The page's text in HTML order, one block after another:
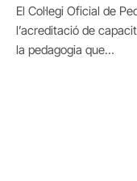
El Col·legi Oficial de
l’acreditació de
la pedagogia que…